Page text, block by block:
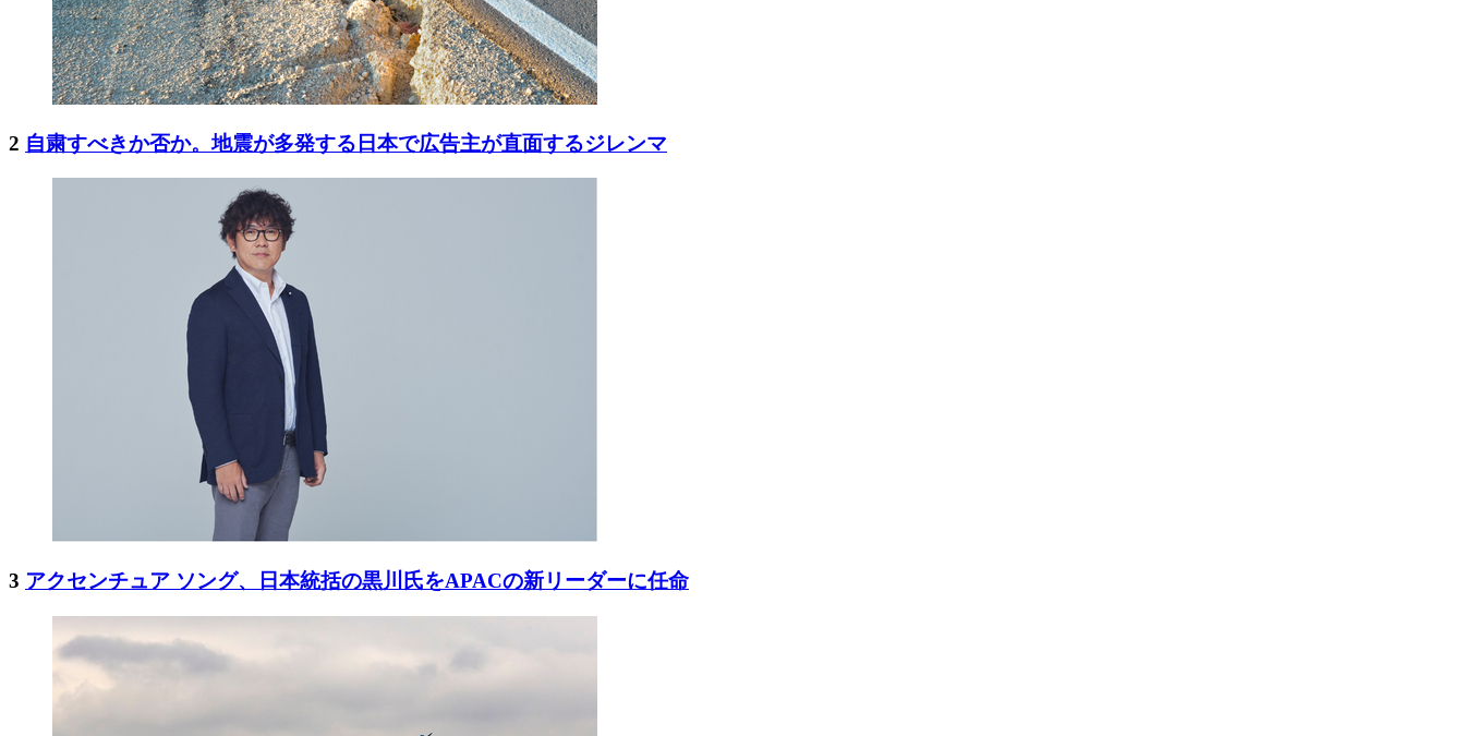
2 自粛すべきか否か。地震が多発する日本で広告主が直面するジレンマ
3 アクセンチュア ソング、日本統括の黒川氏をAPACの新リーダーに任命